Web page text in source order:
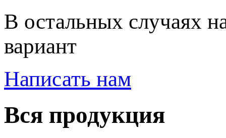
В остальных случаях
вариант
Написать нам
Вся продукция